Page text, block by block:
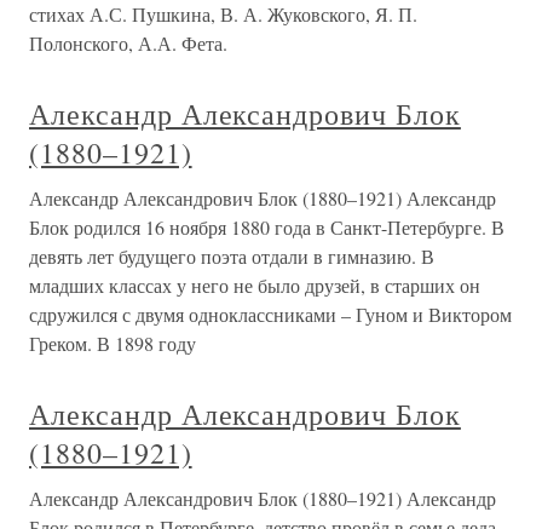
стихах А.С. Пушкина, В. А. Жуковского, Я. П.
Полонского, А.А. Фета.
Александр Александрович Блок
(1880–1921)
Александр Александрович Блок (1880–1921) Александр
Блок родился 16 ноября 1880 года в Санкт-Петербурге. В
девять лет будущего поэта отдали в гимназию. В
младших классах у него не было друзей, в старших он
сдружился с двумя одноклассниками – Гуном и Виктором
Греком. В 1898 году
Александр Александрович Блок
(1880–1921)
Александр Александрович Блок (1880–1921) Александр